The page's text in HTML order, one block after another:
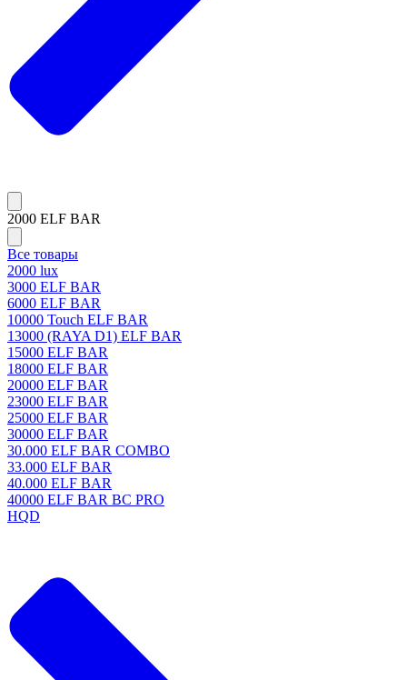
2000 ELF BAR
Все товары
2000 lux
3000 ELF BAR
6000 ELF BAR
10000 Touch ELF BAR
13000 (RAYA D1) ELF BAR
15000 ELF BAR
18000 ELF BAR
20000 ELF BAR
23000 ELF BAR
25000 ELF BAR
30000 ELF BAR
30.000 ELF BAR COMBO
33.000 ELF BAR
40.000 ELF BAR
40000 ELF BAR BC PRO
HQD